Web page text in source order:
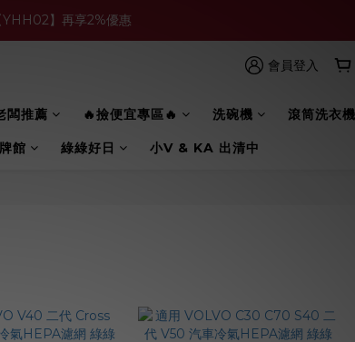
百貨公司更划算 >>
YHH02】再享2%優惠
會員登入
闆推薦 🔥撿便宜專區🔥 洗碗機 滾筒洗衣機
館 綠綠好日 小V & KA 出清中